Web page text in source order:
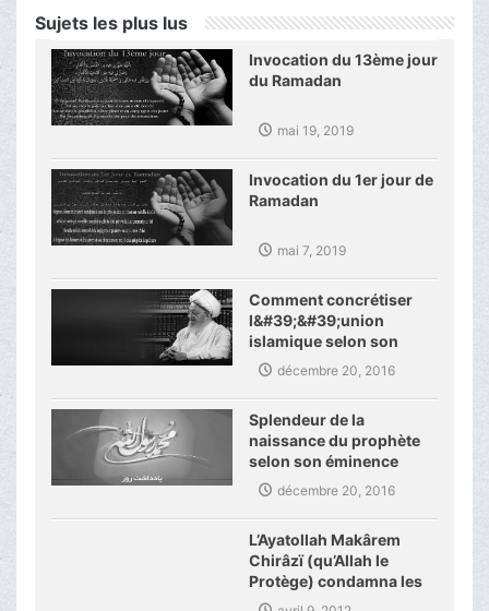
Sujets les plus lus
Invocation du 13ème jour
du Ramadan
mai 19, 2019
Invocation du 1er jour de
Ramadan
mai 7, 2019
Comment concrétiser
l&#39;&#39;union
islamique selon son
éminence
décembre 20, 2016
Splendeur de la
naissance du prophète
selon son éminence
décembre 20, 2016
L’Ayatollah Makârem
Chirâzï (qu’Allah le
Protège) condamna les
derniers crimes dans